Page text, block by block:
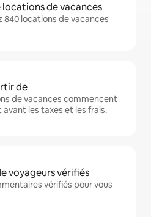
de vacances
840 locations de vacances
de
de vacances commencent
avant les taxes et les frais.
voyageurs vérifiés
vérifiés pour vous